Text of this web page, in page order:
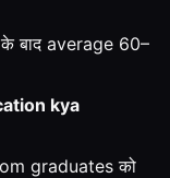
बाद average 60–
kya
graduates को